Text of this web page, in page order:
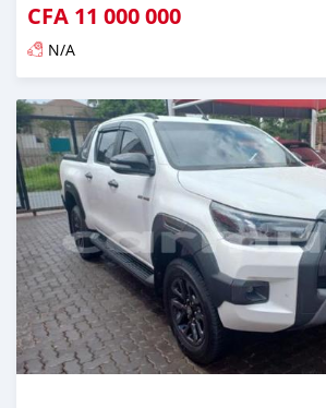
CFA 11 000 000
N/A
Publié il y a plus de 2 ans